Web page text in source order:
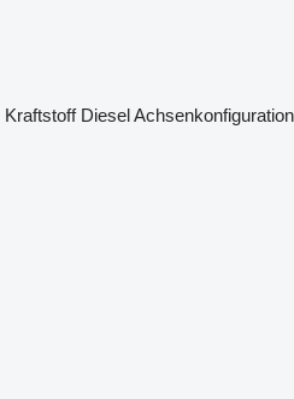
Kraftstoff DieselAchsenkonfiguration